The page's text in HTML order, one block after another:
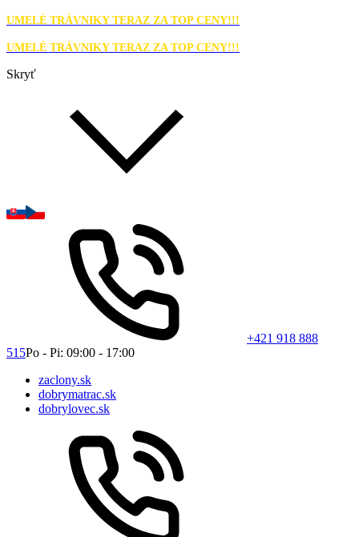
UMELÉ TRÁVNIKY TERAZ ZA TOP CENY!!!
UMELÉ TRÁVNIKY TERAZ ZA TOP CENY!!!
Skryť
+421 918 888
515Po - Pi: 09:00 - 17:00
zaclony.sk
dobrymatrac.sk
dobrylovec.sk